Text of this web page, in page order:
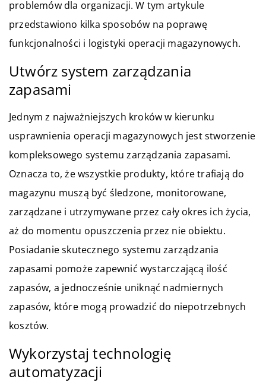
problemów dla organizacji. W tym artykule
przedstawiono kilka sposobów na poprawę
funkcjonalności i logistyki operacji magazynowych.
Utwórz system zarządzania
zapasami
Jednym z najważniejszych kroków w kierunku
usprawnienia operacji magazynowych jest stworzenie
kompleksowego systemu zarządzania zapasami.
Oznacza to, że wszystkie produkty, które trafiają do
magazynu muszą być śledzone, monitorowane,
zarządzane i utrzymywane przez cały okres ich życia,
aż do momentu opuszczenia przez nie obiektu.
Posiadanie skutecznego systemu zarządzania
zapasami pomoże zapewnić wystarczającą ilość
zapasów, a jednocześnie uniknąć nadmiernych
zapasów, które mogą prowadzić do niepotrzebnych
kosztów.
Wykorzystaj technologię
automatyzacji